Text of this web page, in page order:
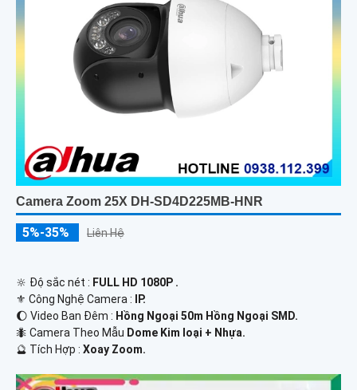
Camera Zoom 25X DH-SD4D225MB-HNR
5%-35% Liên Hệ
🔆 Độ sắc nét : FULL HD 1080P .
⚜️ Công Nghệ Camera :
IP.
🌔 Video Ban Đêm : Hồng Ngoại 50m Hồng Ngoại SMD.
🐜 Camera Theo Mẫu Dome Kim loại + Nhựa.
️🔮 Tích Hợp : Xoay Zoom.